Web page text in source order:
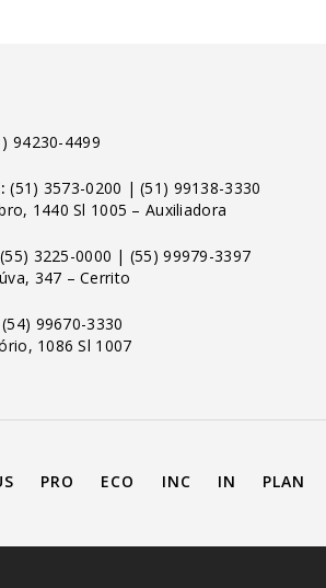
94230-4499
(51) 3573-0200 |(51) 99138-3330
1440 Sl 1005 – Auxiliadora
(55) 3225-0000 | (55) 99979-3397
347 – Cerrito
(54) 99670-3330
1086 Sl 1007
PRO ECO INC IN PLAN